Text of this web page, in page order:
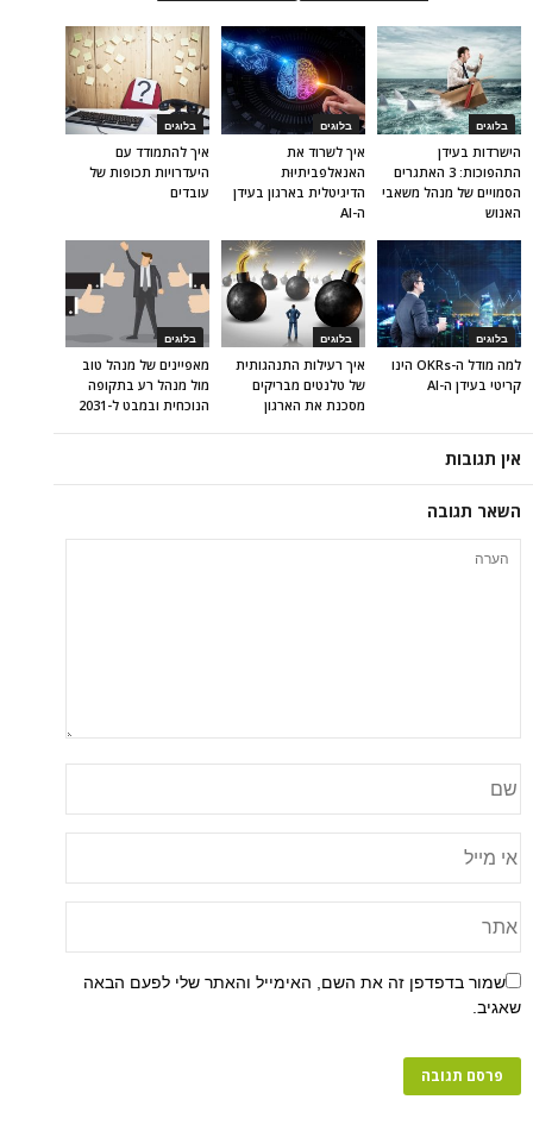
בלוגים
איך להתמודד עם
היעדרויות תכופות של
עובדים
בלוגים
איך לשרוד את
האנאלפביתיוּת
הדיגיטלית בארגון בעידן
ה-AI
בלוגים
הישרדות בעידן
התהפוכות: 3 האתגרים
הסמויים של מנהל משאבי
האנוש
בלוגים
מאפיינים של מנהל טוב
מול מנהל רע בתקופה
הנוכחית ובמבט ל-2031
בלוגים
איך רעילות התנהגותית
של טלנטים מבריקים
מסכנת את הארגון
בלוגים
למה מודל ה-OKRs הינו
קריטי בעידן ה-AI
אין תגובות
השאר תגובה
שמור בדפדפן זה את השם, האימייל והאתר שלי לפעם הבאה
שאגיב.